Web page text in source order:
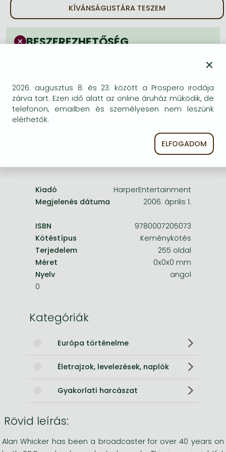
Frieren manga
Bleach manga
One-Punch Man manga
KÍVÁNSÁGLISTÁRA TESZEM
BESZEREZHETŐSÉG
ügyfélszolgálatunkhoz!
Kiadó
HarperEntertainment
Megjelenés dátuma
2006. április 1.
ISBN
9780007205073
Kötéstípus
Keménykötés
Terjedelem
255 oldal
Méret
0x0x0 mm
Nyelv
angol
0
Kategóriák
Európa történelme
Életrajzok, levelezések, naplók
Gyakorlati harcászat
Rövid leírás:
Alan Whicker has been a broadcaster for over 40 years on
×
2026. augusztus 8. és 23. között a Prospero irodája
zárva tart. Ezen idő alatt az online áruház működik, de
telefonon, emailben és személyesen nem leszünk
elérhetők.
ELFOGADOM